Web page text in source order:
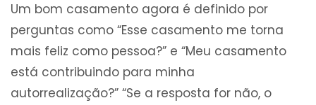
Um bom casamento agora é definido por
perguntas como “Esse casamento me torna
mais feliz como pessoa?” e “Meu casamento
está contribuindo para minha
autorrealização?” “Se a resposta for não, o